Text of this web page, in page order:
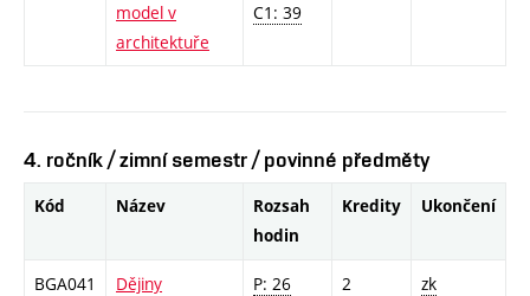
model v
architektuře
C1: 39
4. ročník / zimní semestr / povinné předměty
Kód Název
Rozsah
hodin
Kredity Ukončení
BGA041
Dějiny
P: 26 2 zk